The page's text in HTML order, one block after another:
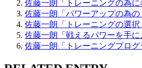
佐藤一朗「トレーニングの為に
佐藤一朗「パワーアップの為の
佐藤一朗「トレーニングの選択
佐藤一朗「戦えるパワーを手に
佐藤一朗「トレーニングプログ